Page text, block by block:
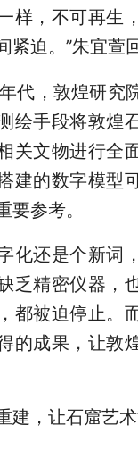
样，不可再生
迫。”朱宜萱
，敦煌研究
绘手段将敦煌
关文物进行全
建的数字模型
要参考。
还是个新词
乏精密仪器，
都被迫停止。
的成果，让敦
，让石窟艺术